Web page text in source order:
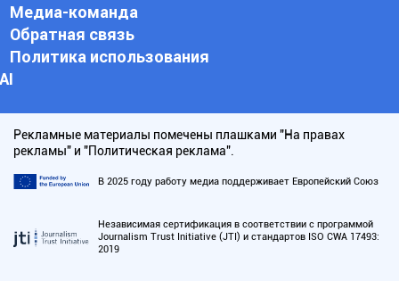
Медиа-команда
Обратная связь
Политика использования
АI
Рекламные материалы помечены плашками "На правах
рекламы" и "Политическая реклама".
В 2025 году работу медиа поддерживает Европейский Союз
Независимая сертификация в соответствии с программой
Journalism Trust Initiative (JTI) и стандартов ISO CWA 17493:
2019